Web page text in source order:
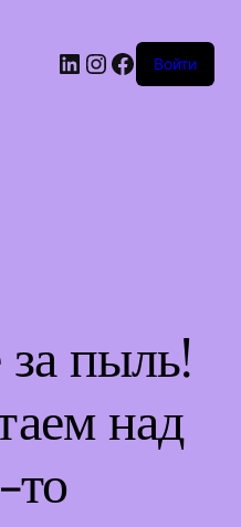
LinkedIn
Instagram
Facebook
Войти
пыль!
над